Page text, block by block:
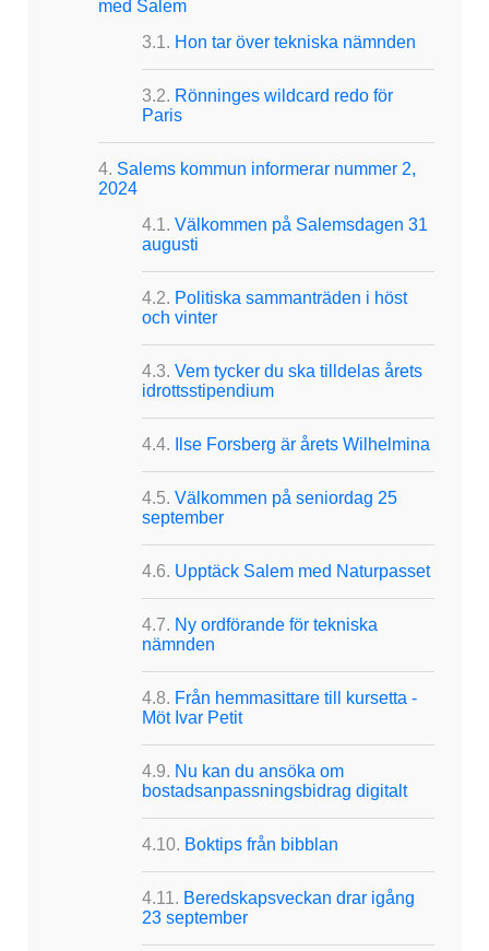
med Salem
Hon tar över tekniska nämnden
Rönninges wildcard redo för
Paris
Salems kommun informerar nummer 2,
2024
Välkommen på Salemsdagen 31
augusti
Politiska sammanträden i höst
och vinter
Vem tycker du ska tilldelas årets
idrottsstipendium
Ilse Forsberg är årets Wilhelmina
Välkommen på seniordag 25
september
Upptäck Salem med Naturpasset
Ny ordförande för tekniska
nämnden
Från hemmasittare till kursetta -
Möt Ivar Petit
Nu kan du ansöka om
bostadsanpassningsbidrag digitalt
Boktips från bibblan
Beredskapsveckan drar igång
23 september